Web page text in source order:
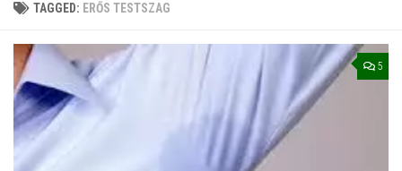
TAGGED: ERŐS TESTSZAG
5